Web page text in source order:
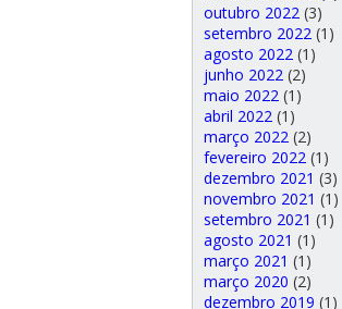
outubro 2022 (3)
setembro 2022 (1)
agosto 2022 (1)
junho 2022 (2)
maio 2022 (1)
abril 2022 (1)
março 2022 (2)
fevereiro 2022 (1)
dezembro 2021 (3)
novembro 2021 (1)
setembro 2021 (1)
agosto 2021 (1)
março 2021 (1)
março 2020 (2)
dezembro 2019 (1)